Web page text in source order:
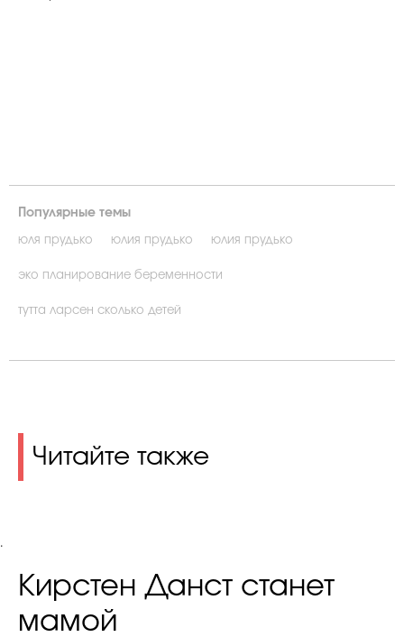
Популярные темы
юля прудько юлия прудько юлия прудько
эко планирование беременности
тутта ларсен сколько детей
Читайте также
.
Кирстен Данст станет
мамой